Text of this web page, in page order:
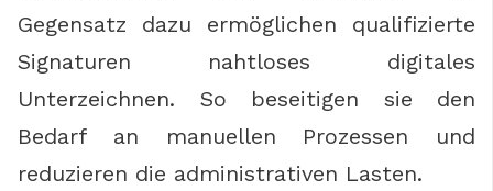
Gegensatz dazu ermöglichen qualifizierte
Signaturen nahtloses digitales
Unterzeichnen. So beseitigen sie den
Bedarf an manuellen Prozessen und
reduzieren die administrativen Lasten.